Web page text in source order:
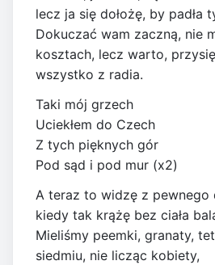
lecz ja się dołożę, by padła
Dokuczać wam zaczną, nie
kosztach, lecz warto,
wszystko z radia.
Taki mój grzech
Uciekłem do Czech
Z tych pięknych gór
Pod sąd i pod mur (x2)
A teraz to widzę z pewnego
kiedy tak krążę bez ciała
Mieliśmy peemki, granaty,
siedmiu, nie licząc kobiety,